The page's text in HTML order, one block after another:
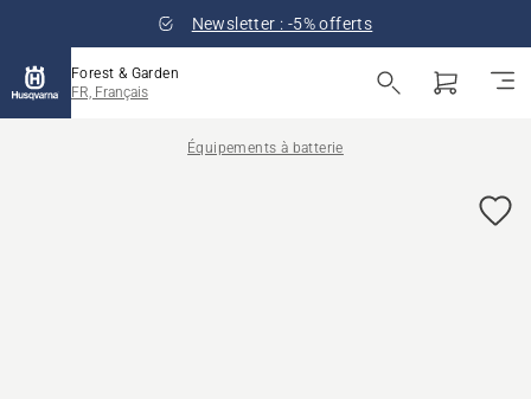
Newsletter : -5% offerts
Forest & Garden
FR, Français
Équipements à batterie